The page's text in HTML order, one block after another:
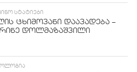
ᲡᲢᲐᲢᲘᲔᲑᲘ
ცხიმოვანი დაავადება –
დოლმაზაშვილი